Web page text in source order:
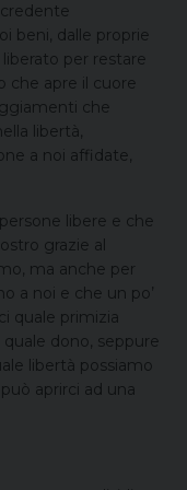
beni, dalle proprie
per restare
che apre il cuore
che
libertà,
a noi affidate,
libere e che
grazie al
ma anche per
a noi e che un po’
quale primizia
dono, seppure
libertà possiamo
aprirci ad una